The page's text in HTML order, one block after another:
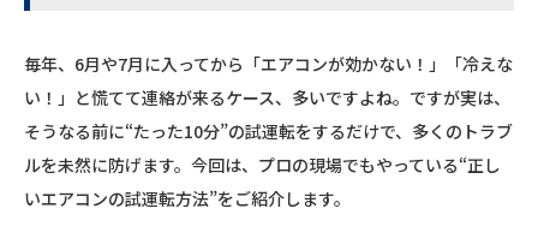
毎年、6月や7月に入ってから「エアコンが効かない！」「冷えな
い！」と慌てて連絡が来るケース、多いですよね。ですが実は、
そうなる前に“たった10分”の試運転をするだけで、多くのトラブ
ルを未然に防げます。今回は、プロの現場でもやっている“正し
いエアコンの試運転方法”をご紹介します。